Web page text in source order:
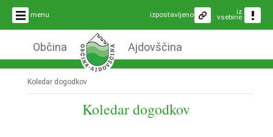
menu iz
vsebine
izpostavljeno
Občina Ajdovščina
Koledar dogodkov
Koledar dogodkov